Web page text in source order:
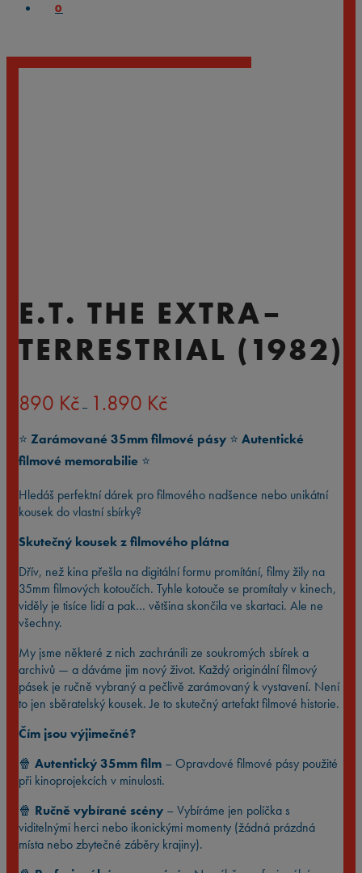
0
E.T. THE EXTRA–
TERRESTRIAL (1982)
890 Kč – 1.890 Kčcen:
až
⭐️ Zarámované 35mm filmové pásy ⭐️ Autentické
filmové memorabilie ⭐️
Hledáš perfektní dárek pro filmového nadšence nebo unikátní
kousek do vlastní sbírky?
Skutečný kousek z filmového plátna
Dřív, než kina přešla na digitální formu promítání, filmy žily na
35mm filmových kotoučích. Tyhle kotouče se promítaly v kinech,
viděly je tisíce lidí a pak… většina skončila ve skartaci. Ale ne
všechny.
My jsme některé z nich zachránili ze soukromých sbírek a
archivů — a dáváme jim nový život. Každý originální filmový
pásek je ručně vybraný a pečlivě zarámovaný k vystavení. Není
to jen sběratelský kousek. Je to skutečný artefakt filmové historie.
Čím jsou výjimečné?
🍿 Autentický 35mm film – Opravdové filmové pásy použité
při kinoprojekcích v minulosti.
🍿 Ručně vybírané scény – Vybíráme jen políčka s
viditelnými herci nebo ikonickými momenty (žádná prázdná
místa nebo zbytečné záběry krajiny).